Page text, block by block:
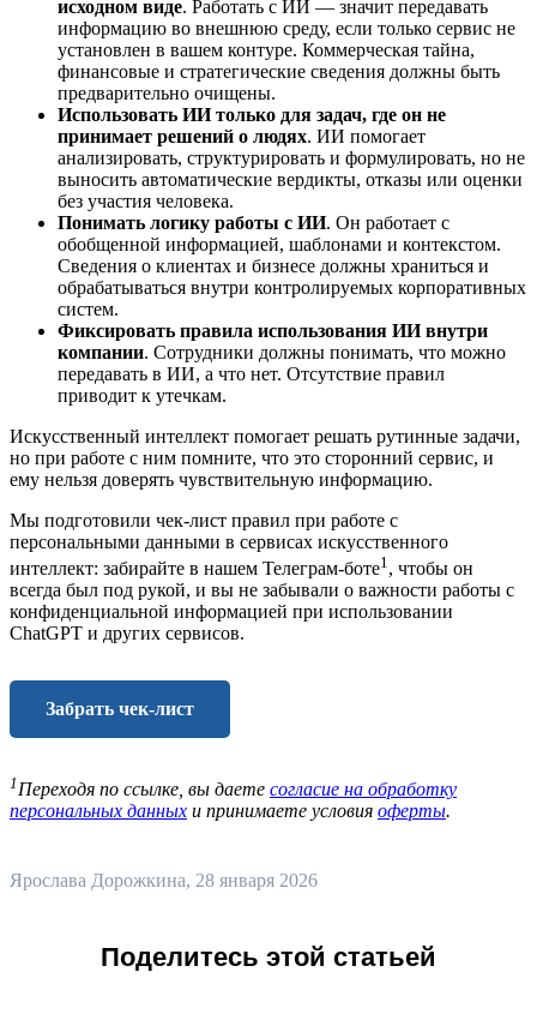
исходном виде. Работать с ИИ — значит передавать
информацию во внешнюю среду, если только сервис не
установлен в вашем контуре. Коммерческая тайна,
финансовые и стратегические сведения должны быть
предварительно очищены.
Использовать ИИ только для задач, где он не
принимает решений о людях. ИИ помогает
анализировать, структурировать и формулировать, но не
выносить автоматические вердикты, отказы или оценки
без участия человека.
Понимать логику работы с ИИ. Он работает с
обобщенной информацией, шаблонами и контекстом.
Сведения о клиентах и бизнесе должны храниться и
обрабатываться внутри контролируемых корпоративных
систем.
Фиксировать правила использования ИИ внутри
компании. Сотрудники должны понимать, что можно
передавать в ИИ, а что нет. Отсутствие правил
приводит к утечкам.
Искусственный интеллект помогает решать рутинные задачи,
но при работе с ним помните, что это сторонний сервис, и
ему нельзя доверять чувствительную информацию.
Мы подготовили чек-лист правил при работе с
персональными данными в сервисах искусственного
интеллект: забирайте в нашем Телеграм-боте1 , чтобы он
всегда был под рукой, и вы не забывали о важности работы с
конфиденциальной информацией при использовании
ChatGPT и других сервисов.
Забрать чек-лист
1Переходя по ссылке, вы даете согласие на обработку
персональных данных и принимаете условия оферты.
Ярослава Дорожкина, 28 января 2026
Поделитесь этой статьей